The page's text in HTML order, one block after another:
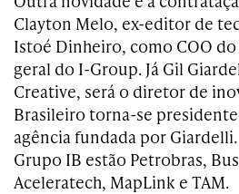
Clayton Melo, ex-editor de
Istoé Dinheiro, como COO
geral do I-Group. Já Gil
Creative, será o diretor de
Brasileiro torna-se
agência fundada por
Grupo IB estão Petrobras,
Aceleratech, MapLink e TAM.